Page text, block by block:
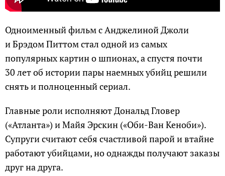
Одноименный фильм с Анджелиной Джоли
и Брэдом Питтом стал одной из самых
популярных картин о шпионах, а спустя почти
30 лет об истории пары наемных убийц решили
снять и полноценный сериал.
Главные роли исполняют Дональд Гловер
(«Атланта») и Майя Эрскин («Оби-Ван Кеноби»).
Супруги считают себя счастливой парой и втайне
работают убийцами, но однажды получают заказы
друг на друга.